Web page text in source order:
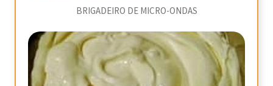
BRIGADEIRO DE MICRO-ONDAS